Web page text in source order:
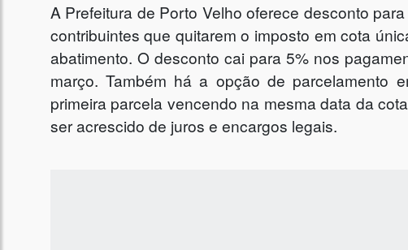
A Prefeitura de Porto Velho oferece desconto
contribuintes que quitarem o imposto em cota
abatimento. O desconto cai para 5% nos
março. Também há a opção de parcelamento
primeira parcela vencendo na mesma data da
ser acrescido de juros e encargos legais.